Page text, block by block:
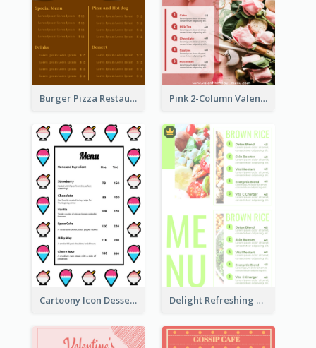
Burger Pizza Restaurant Menu Design Ideas Pink 2-Column Valentine's Day Menu For Tea
Cartoony Icon Dessert Menu Design Ideas Delight Refreshing Green Menu Design Idea